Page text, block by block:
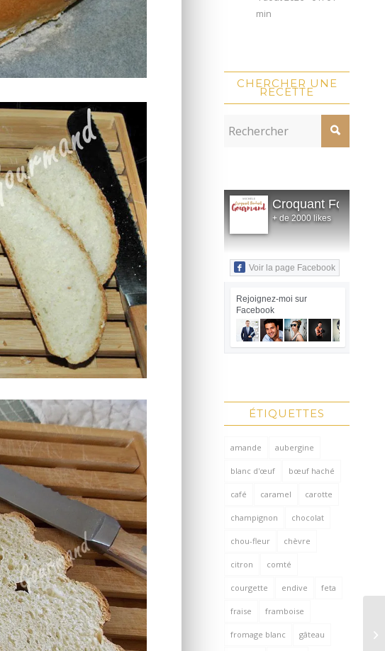
min
CHERCHER UNE
RECETTE
Croquant Fondant
+ de 2000 likes
Voir la page Facebook
Rejoignez-moi sur
Facebook
ÉTIQUETTES
amande aubergine
blanc d'œuf bœuf haché
café caramel carotte
champignon chocolat
chou-fleur chèvre
citron comté
courgette endive feta
fraise framboise
fromage blanc gâteau